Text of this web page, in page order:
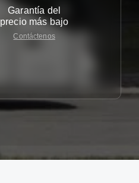
Garantía del
precio más bajo
Contáctenos